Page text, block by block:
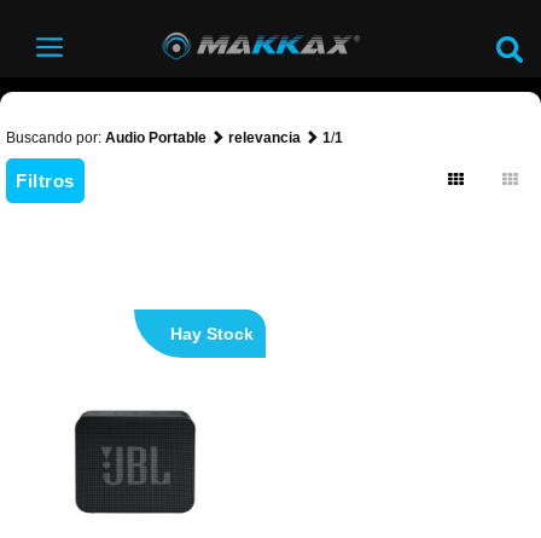
Buscando por: Audio Portable relevancia 1/1
Filtros
Hay Stock